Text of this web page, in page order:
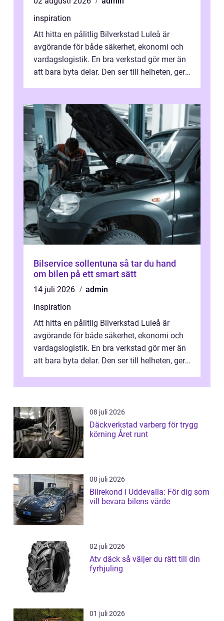
inspiration
Att hitta en pålitlig Bilverkstad Luleå är
avgörande för både säkerhet, ekonomi och
vardagslogistik. En bra verkstad gör mer än
att bara byta delar. Den ser till helheten, ger
Bilservice sollentuna så tar du hand
om bilen på ett smart sätt
14 juli 2026
admin
inspiration
Att hitta en pålitlig Bilverkstad Luleå är
avgörande för både säkerhet, ekonomi och
vardagslogistik. En bra verkstad gör mer än
att bara byta delar. Den ser till helheten, ger
08 juli 2026
Däckverkstad varberg för trygg
körning Året runt
08 juli 2026
Bilrekond i Uddevalla: För dig som
vill bevara bilens värde
02 juli 2026
Atv däck så väljer du rätt till din
fyrhjuling
01 juli 2026